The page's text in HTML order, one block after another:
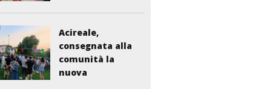
Acireale,
consegnata alla
comunità la
nuova